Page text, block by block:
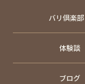
バリ倶楽部
体験談
ブログ